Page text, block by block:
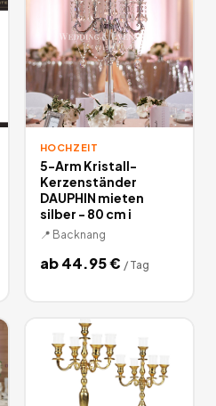
HOCHZEIT
5-Arm Kristall-
Kerzenständer
DAUPHIN mieten
silber - 80 cm i
📍 Backnang
ab44.95€ / Tag